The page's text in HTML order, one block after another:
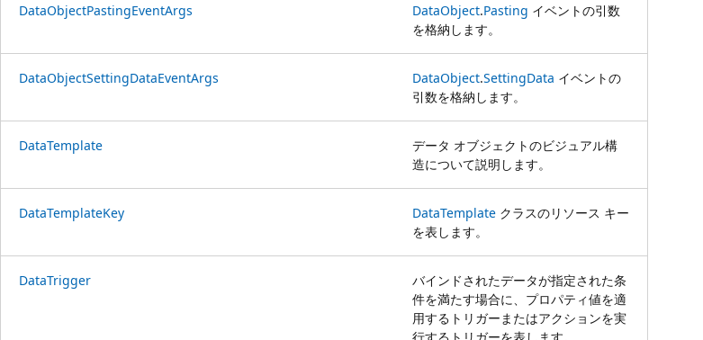
DataObjectPastingEventArgs DataObject.Pasting イベントの引数
を格納します。
DataObjectSettingDataEventArgs DataObject.SettingData イベントの
引数を格納します。
DataTemplate
データ オブジェクトのビジュアル構
造について説明します。
DataTemplateKey DataTemplate クラスのリソース キー
を表します。
DataTrigger
バインドされたデータが指定された条
件を満たす場合に、プロパティ値を適
用するトリガーまたはアクションを実
行するトリガーを表します。